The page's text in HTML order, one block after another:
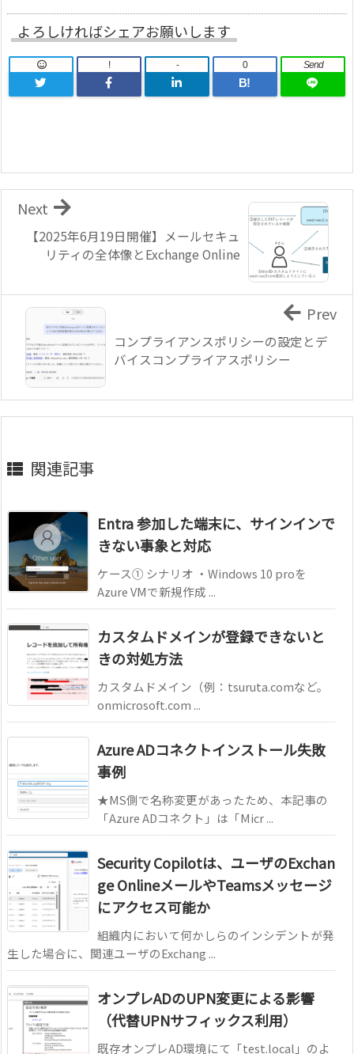
よろしければシェアお願いします
! -
B!
0 Send
【2025年6月19日開催】メールセキュ
リティの全体像とExchange Online
Next
コンプライアンスポリシーの設定とデ
バイスコンプライアスポリシー
Prev
関連記事
Entra 参加した端末に、サインインで
きない事象と対応
ケース① シナリオ ・Windows 10 proを
Azure VMで新規作成 ...
カスタムドメインが登録できないと
きの対処方法
カスタムドメイン（例：tsuruta.comなど。
onmicrosoft.com ...
Azure ADコネクトインストール失敗
事例
★MS側で名称変更があったため、本記事の
「Azure ADコネクト」は「Micr ...
Security Copilotは、ユーザのExchan
ge OnlineメールやTeamsメッセージ
にアクセス可能か
組織内において何かしらのインシデントが発
生した場合に、関連ユーザのExchang ...
オンプレADのUPN変更による影響
（代替UPNサフィックス利用）
既存オンプレAD環境にて「test.local」のよ